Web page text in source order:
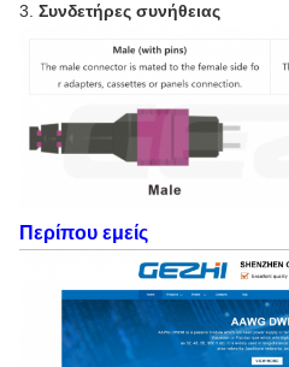
3. Συνδετήρες συνήθειας
Περίπου εμείς